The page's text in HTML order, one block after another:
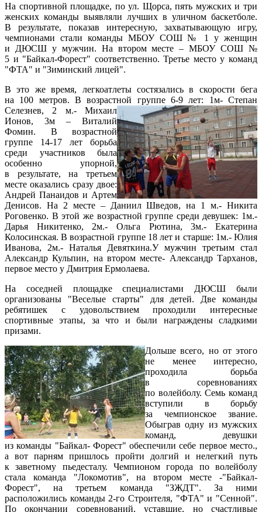
На спортивной площадке, по ул. Щорса, пять мужских и три
женских команды выявляли лучших в уличном баскетболе.
В результате, показав интересную, захватывающую игру,
чемпионами стали команды МБОУ СОШ № 1 у женщин
и ДЮСШ у мужчин. На втором месте – МБОУ СОШ №
5 и "Байкал-Форест" соответственно. Третье место у команд
"ФТА" и "Зиминский лицей".
В это же время, легкоатлеты состязались в скорости бега
на 100 метров. В возрастной группе 6-9 лет: 1м- Степан
Селезнев, 2 м.- Михаил
Ионов, 3м – Виталий
Фомин. В возрастной
группе 14-17 лет борьба
среди участников была
особенно упорной,
в результате, на третьем
месте оказались сразу двое:
Андрей Панаидов и Артем
Денисов. На 2 месте – Даниил Шведов, на 1 м.- Никита
Роговенко. В этой же возрастной группе среди девушек: 1м.-
Дарья Никитенко, 2м.- Ольга Рютина, 3м.- Екатерина
Колосинская. В возрастной группе 18 лет и старше: 1м.- Юлия
Иванова, 2м.- Наталья Девяткина.У мужчин третьим стал
Александр Кульпин, на втором месте- Александр Тарханов,
первое место у Дмитрия Ермолаева.
На соседней площадке специалистами ДЮСШ были
организованы "Веселые старты" для детей. Две команды
ребятишек с удовольствием проходили интересные
спортивные этапы, за что и были награждены сладкими
призами.
Дольше всего, но от этого
не менее интересно,
проходила борьба
в соревнованиях
по волейболу. Семь команд
вступили в борьбу
за чемпионское звание.
Обыграв одну из мужских
команд, девушки
из команды "Байкал- Форест" обеспечили себе первое место.,
а вот парням пришлось пройти долгий и нелегкий путь
к заветному пьедесталу. Чемпионом города по волейболу
стала команда "Локомотив", на втором месте -"Байкал-
Форест", на третьем команда "ЗЖДТ". За ними
расположились команды 2-го Строителя, "ФТА" и "Сенной".
По окончании соревнований, уставшие, но счастливые